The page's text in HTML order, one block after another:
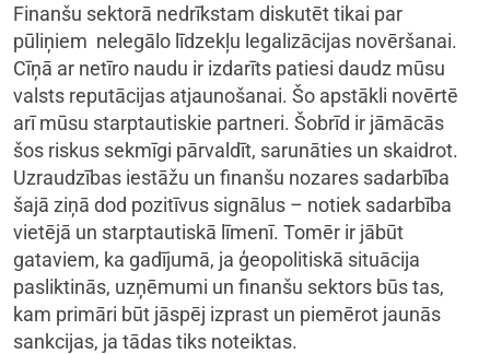
Finanšu sektorā nedrīkstam diskutēt tikai par
pūliņiem nelegālo līdzekļu legalizācijas novēršanai.
Cīņā ar netīro naudu ir izdarīts patiesi daudz mūsu
valsts reputācijas atjaunošanai. Šo apstākli novērtē
arī mūsu starptautiskie partneri. Šobrīd ir jāmācās
šos riskus sekmīgi pārvaldīt, sarunāties un skaidrot.
Uzraudzības iestāžu un finanšu nozares sadarbība
šajā ziņā dod pozitīvus signālus – notiek sadarbība
vietējā un starptautiskā līmenī. Tomēr ir jābūt
gataviem, ka gadījumā, ja ģeopolitiskā situācija
pasliktinās, uzņēmumi un finanšu sektors būs tas,
kam primāri būt jāspēj izprast un piemērot jaunās
sankcijas, ja tādas tiks noteiktas.